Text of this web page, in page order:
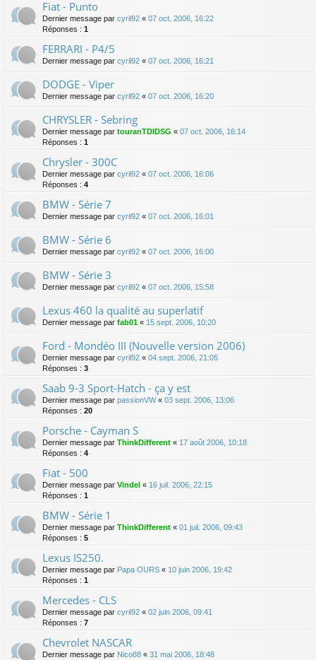
Fiat - Punto
Dernier message par cyril92 « 07 oct. 2006, 16:22
Réponses : 1
FERRARI - P4/5
Dernier message par cyril92 « 07 oct. 2006, 16:21
DODGE - Viper
Dernier message par cyril92 « 07 oct. 2006, 16:20
CHRYSLER - Sebring
Dernier message par touranTDIDSG « 07 oct. 2006, 16:14
Réponses : 1
Chrysler - 300C
Dernier message par cyril92 « 07 oct. 2006, 16:06
Réponses : 4
BMW - Série 7
Dernier message par cyril92 « 07 oct. 2006, 16:01
BMW - Série 6
Dernier message par cyril92 « 07 oct. 2006, 16:00
BMW - Série 3
Dernier message par cyril92 « 07 oct. 2006, 15:58
Lexus 460 la qualité au superlatif
Dernier message par fab01 « 15 sept. 2006, 10:20
Ford - Mondéo III (Nouvelle version 2006)
Dernier message par cyril92 « 04 sept. 2006, 21:05
Réponses : 3
Saab 9-3 Sport-Hatch - ça y est
Dernier message par passionVW« 03 sept. 2006, 13:06
Réponses : 20
Porsche - Cayman S
Dernier message par ThinkDifferent « 17 août 2006, 10:18
Réponses : 4
Fiat - 500
Dernier message par Vindel « 16 juil. 2006, 22:15
Réponses : 1
BMW - Série 1
Dernier message par ThinkDifferent « 01 juil. 2006, 09:43
Réponses : 5
Lexus IS250.
Dernier message par Papa OURS « 10 juin 2006, 19:42
Réponses : 1
Mercedes - CLS
Dernier message par cyril92 « 02 juin 2006, 09:41
Réponses : 7
Chevrolet NASCAR
Dernier message par Nico88 « 31 mai 2006, 18:48